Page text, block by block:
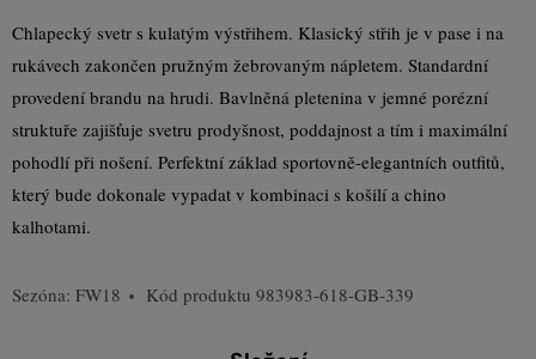
Chlapecký svetr s kulatým výstřihem. Klasický střih je v pase i na
rukávech zakončen pružným žebrovaným nápletem. Standardní
provedení brandu na hrudi. Bavlněná pletenina v jemné porézní
struktuře zajišťuje svetru prodyšnost, poddajnost a tím i maximální
pohodlí při nošení. Perfektní základ sportovně-elegantních outfitů,
který bude dokonale vypadat v kombinaci s košilí a chino
kalhotami.
Sezóna: FW18 Kód produktu 983983-618-GB-339